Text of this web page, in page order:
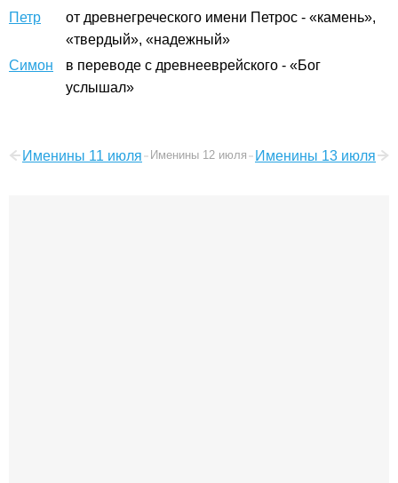
Петр
от древнегреческого имени Петрос - «камень»,
«твердый», «надежный»
Симон
в переводе с древнееврейского - «Бог
услышал»
Именины 11 июля Именины 12 июля Именины 13 июля